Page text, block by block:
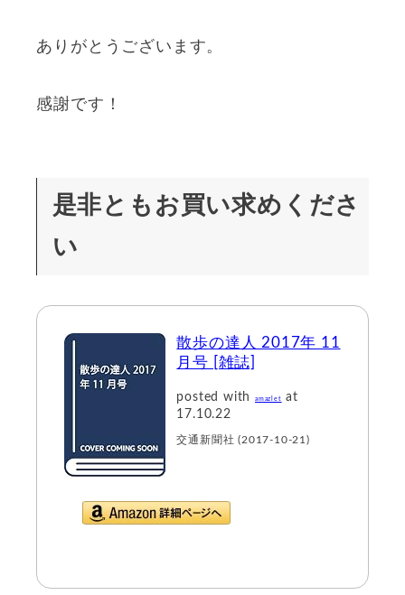
ありがとうございます。
感謝です！
是非ともお買い求めくださ
い
散歩の達人 2017年 11
月号 [雑誌]
posted with amazlet
at
17.10.22
交通新聞社 (2017-10-21)